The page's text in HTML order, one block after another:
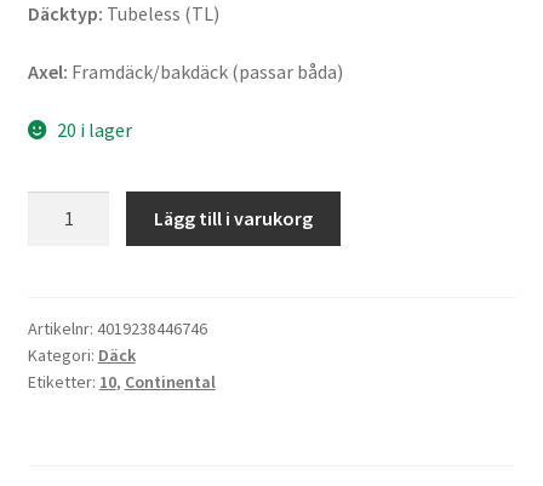
Däcktyp: Tubeless (TL)
Axel: Framdäck/bakdäck (passar båda)
20 i lager
Rf.
3.50
-
Lägg till i varukorg
Artikelnr: 4019238446746
Kategori: Däck
Etiketter: 10, Continental